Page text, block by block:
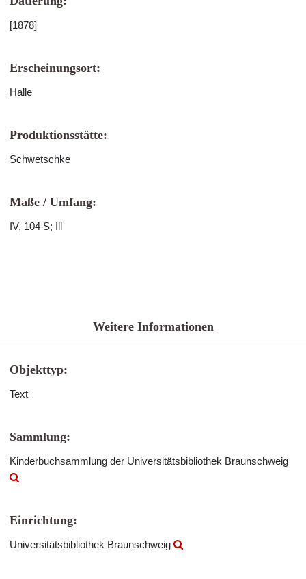
[1878]
Erscheinungsort:
Halle
Produktionsstätte:
Schwetschke
Maße / Umfang:
IV, 104 S; Ill
Weitere Informationen
Objekttyp:
Text
Sammlung:
Kinderbuchsammlung der Universitätsbibliothek Braunschweig
Einrichtung:
Universitätsbibliothek Braunschweig